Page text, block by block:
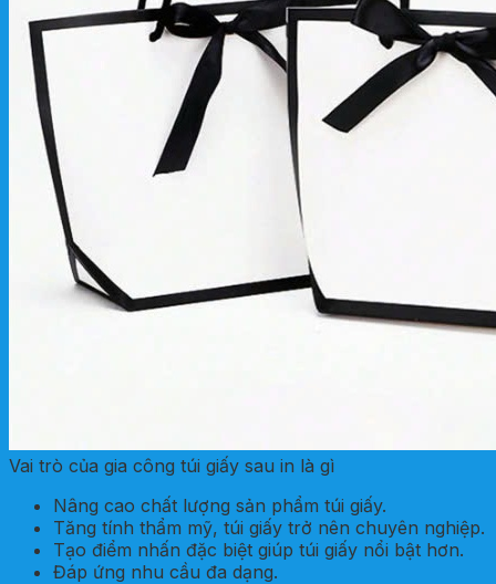
Vai trò của gia công túi giấy sau in là gì
Nâng cao chất lượng sản phẩm túi giấy.
Tăng tính thẩm mỹ, túi giấy trở nên chuyên nghiệp.
Tạo điểm nhấn đặc biệt giúp túi giấy nổi bật hơn.
Đáp ứng nhu cầu đa dạng.